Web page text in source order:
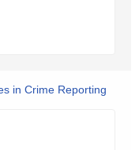
in Crime Reporting